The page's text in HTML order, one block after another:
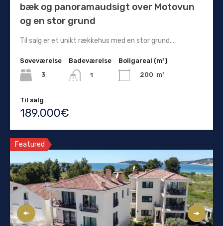
bæk og panoramaudsigt over Motovun
og en stor grund
Til salg er et unikt rækkehus med en stor grund.…
Soveværelse
3
Badeværelse
1
Boligareal (m²)
200 m²
Til salg
189.000€
Featured